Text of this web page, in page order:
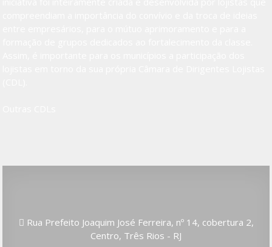
Rua Prefeito Joaquim José Ferreira, nº 14, cobertura 2,
Centro, Três Rios - RJ